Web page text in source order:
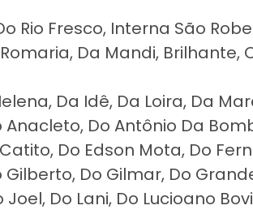
Rio Fresco, Interna São
Da Mandi, Brilhante,
Da Idê, Da Loira, Da
Do Antônio Da
Do Edson Mota, Do
Gilberto, Do Gilmar, Do
Do Lani, Do Lucioano